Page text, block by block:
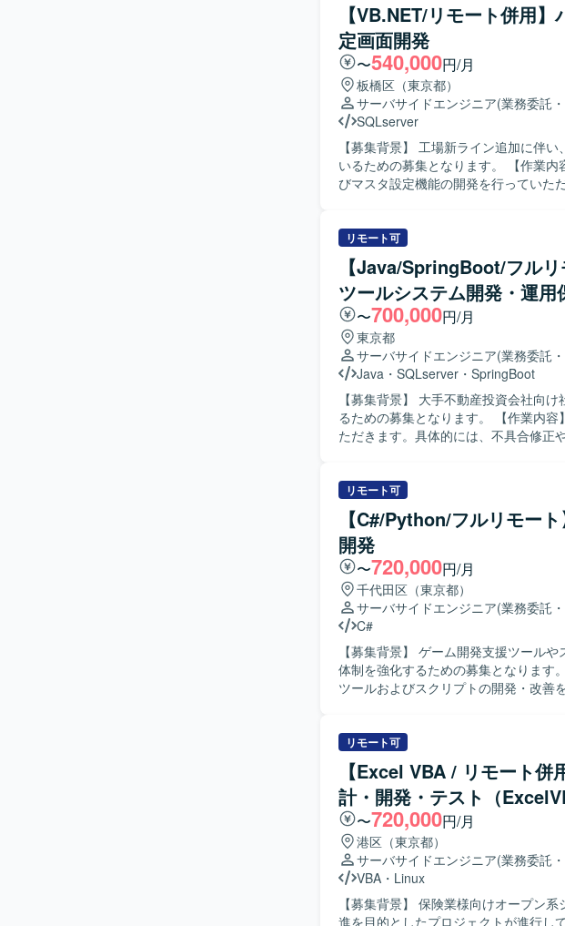
【VB.NET/リモート併用
定画面開発
〜540,000円/月
板橋区（東京都）
サーバサイドエンジニア(業務委託
SQLserver
【募集背景】 工場新ライン追加に伴
いるための募集となります。 【作業内容】 バイクメーカー向けエンジン用の合否判定画面およ
びマスタ設定機能の開発を行っていた
ュニケーションを取りながら、自走
変化にも柔軟に対応し、主体的に課題解
ションの魅力】 工場新ライン立ち上
直結する合否判定機能の開発経験を積
性もあり、中長期的な案件参画やドメイン知識の
を用いたアプリケーション開発環境
ます。
リモート可
【Java/SpringBoot/フル
ツールシステム開発・運用
〜700,000円/月
東京都
サーバサイドエンジニア(業務委託
Java ・ SQLserver ・ SpringBoot
【募集背景】 大手不動産投資会社向
るための募集となります。 【作業内容】 社内ツールのシステム開発および運用保守をご担当い
ただきます。具体的には、不具合修正
ジションとして、状況に応じて主体的に動いていただきま
の工程を自走して遂行できる方を求
も、自ら課題を発見し主体的に対応
進められる方にマッチするポジションです。 【ポジションの魅力】 大手企業向けシ
発から運用保守まで一貫して関わるこ
続的なスキルアップが可能です。少人
開発・運用まで幅広い経験を積むことができます。 【開発環境】 Java、
いたWebシステムの開発環境となり
スキルに応じて担当いただく可能性があ
リモート可
【C#/Python/フルリモー
開発
〜720,000円/月
千代田区（東京都）
サーバサイドエンジニア(業務委託
C#
【募集背景】 ゲーム開発支援ツール
体制を強化するための募集となります。 【作業内容】 コンシューマゲーム開発環境向けの各種
ツールおよびスクリプトの開発・改善
応のサポートも行っていただきます。 【求める人物像】 ゲーム開発を支える開発環境やツール
開発に意欲的に取り組める方を求め
主体的に改善提案を行っていただける方ですと望ましいで
ーマゲーム開発を支える基盤となるツ
ム全体の生産性向上に直接貢献できる
関する知見を広く深めることができます。 【開発環境】 C#、Python、cmd、
などを用いたコンシューマゲーム開
リモート可
【Excel VBA / リモート
計・開発・テスト（
〜720,000円/月
港区（東京都）
サーバサイドエンジニア(業務委託
VBA ・ Linux
【募集背景】 保険業様向けオープン
進を目的としたプロジェクトが進行しており